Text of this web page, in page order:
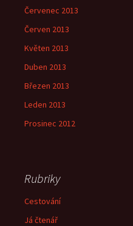
Červenec 2013
Červen 2013
Květen 2013
Duben 2013
Březen 2013
Leden 2013
Prosinec 2012
Rubriky
Cestování
Já čtenář